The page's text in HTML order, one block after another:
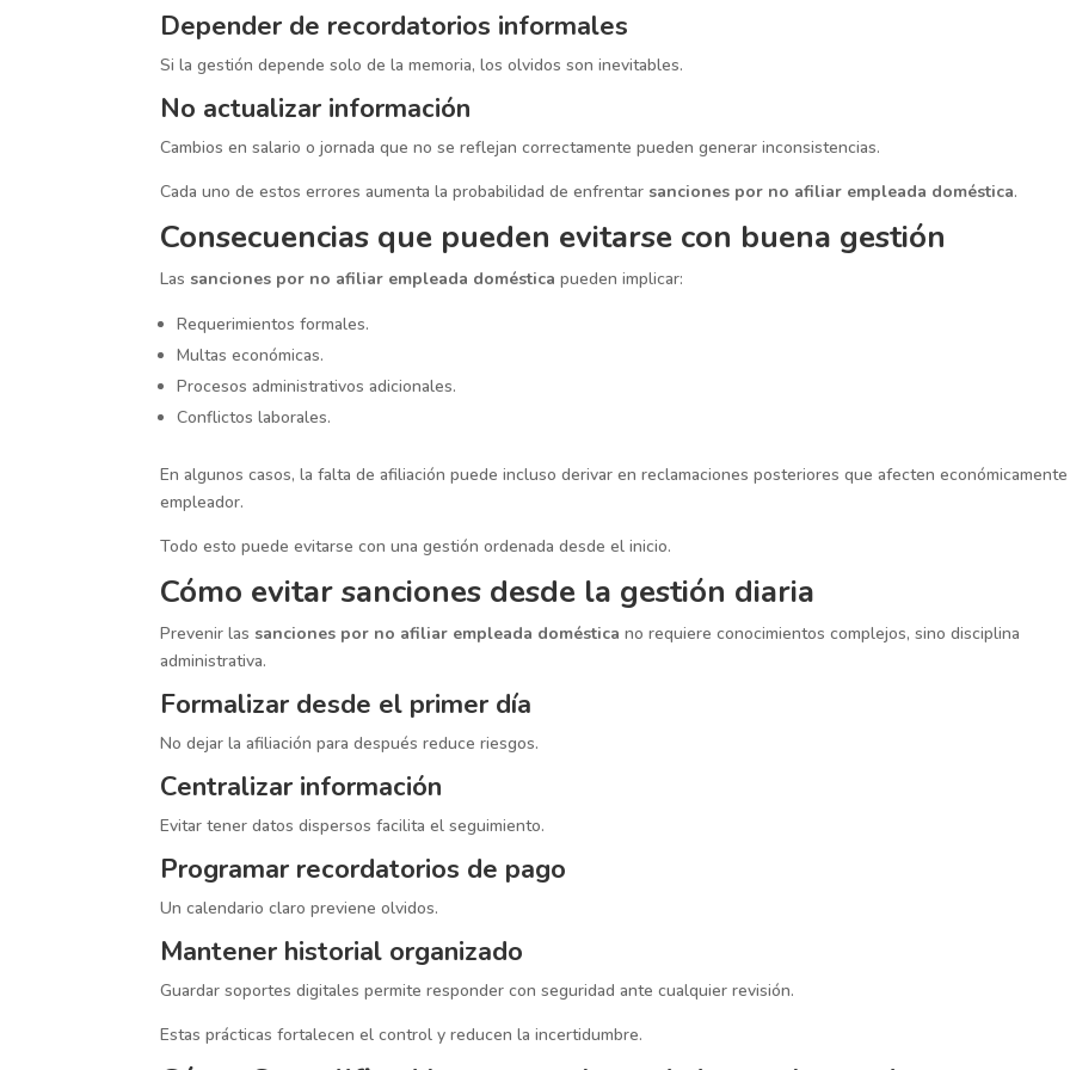
Depender de recordatorios informales
Si la gestión depende solo de la memoria, los olvidos son inevitables.
No actualizar información
Cambios en salario o jornada que no se reflejan correctamente pueden generar inconsistencias.
Cada uno de estos errores aumenta la probabilidad de enfrentar sanciones por no afiliar empleada doméstica.
Consecuencias que pueden evitarse con buena gestión
Las sanciones por no afiliar empleada doméstica pueden implicar:
Requerimientos formales.
Multas económicas.
Procesos administrativos adicionales.
Conflictos laborales.
En algunos casos, la falta de afiliación puede incluso derivar en reclamaciones posteriores que afecten
empleador.
Todo esto puede evitarse con una gestión ordenada desde el inicio.
Cómo evitar sanciones desde la gestión diaria
Prevenir las sanciones por no afiliar empleada doméstica no requiere conocimientos complejos, sino disciplina
administrativa.
Formalizar desde el primer día
No dejar la afiliación para después reduce riesgos.
Centralizar información
Evitar tener datos dispersos facilita el seguimiento.
Programar recordatorios de pago
Un calendario claro previene olvidos.
Mantener historial organizado
Guardar soportes digitales permite responder con seguridad ante cualquier revisión.
Estas prácticas fortalecen el control y reducen la incertidumbre.